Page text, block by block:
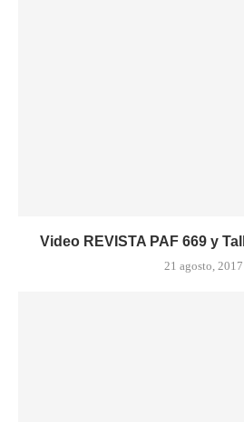
Video REVISTA PAF 669 y
21 agosto, 2017